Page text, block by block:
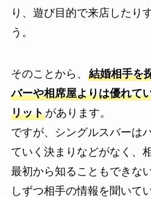
り、遊び目的で来店したり
う。
そのことから、 結婚相手を
バーや相席屋よりは優れて
リットがあります。
ですが、シングルスバーは
ていく決まりなどがなく、
最初から知ることもできな
しずつ相手の情報を聞いて